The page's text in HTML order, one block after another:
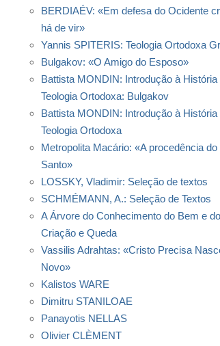
BERDIAÉV: «Em defesa do Ocidente
há de vir»
Yannis SPITERIS: Teologia Ortodoxa
Bulgakov: «O Amigo do Esposo»
Battista MONDIN: Introdução à História
Teologia Ortodoxa: Bulgakov
Battista MONDIN: Introdução à História
Teologia Ortodoxa
Metropolita Macário: «A procedência
Santo»
LOSSKY, Vladimir: Seleção de textos
SCHMÉMANN, A.: Seleção de Textos
A Árvore do Conhecimento do Bem e
Criação e Queda
Vassilis Adrahtas: «Cristo Precisa
Novo»
Kalistos WARE
Dimitru STANILOAE
Panayotis NELLAS
Olivier CLÈMENT